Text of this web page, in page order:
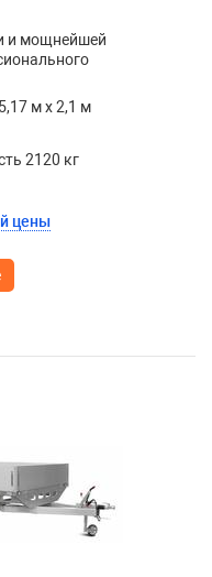
и мощнейшей
м х 2,1 м
2120 кг
цены